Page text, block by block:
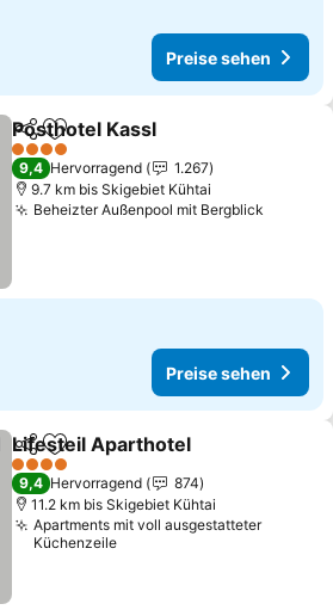
Preise sehen
TeilenZu Favoriten hinzufügen
Posthotel Kassl
4 Sterne
9,4 Hervorragend
1.267
9.7 km bis Skigebiet Kühtai
Beheizter Außenpool mit Bergblick
Preise sehen
TeilenZu Favoriten hinzufügen
Lifesteil Aparthotel
4 Sterne
9,4 Hervorragend
874
11.2 km bis Skigebiet Kühtai
Apartments mit voll ausgestatteter
Küchenzeile